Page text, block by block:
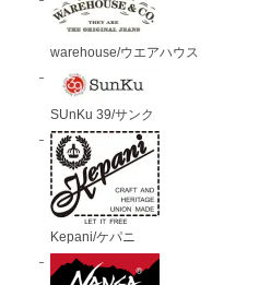
warehouse/ウエアハウス
SUnKu 39/サンク
Kepani/ケパニ